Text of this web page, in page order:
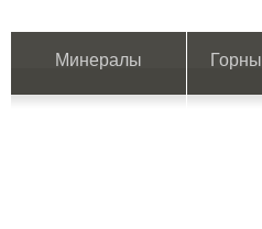
Минералы